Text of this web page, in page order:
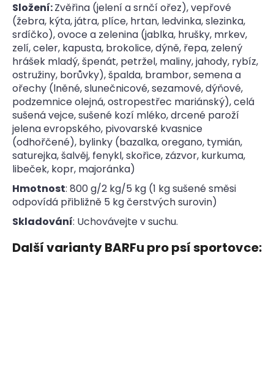
Složení:Zvěřina (jelení a srnčí ořez), vepřové
(žebra, kýta, játra, plíce, hrtan, ledvinka, slezinka,
srdíčko), ovoce a zelenina (jablka, hrušky, mrkev,
zelí, celer, kapusta, brokolice, dýně, řepa, zelený
hrášek mladý, špenát, petržel, maliny, jahody, rybíz,
ostružiny, borůvky), špalda, brambor, semena a
ořechy (lněné, slunečnicové, sezamové, dýňové,
podzemnice olejná, ostropestřec mariánský), celá
sušená vejce, sušené kozí mléko, drcené paroží
jelena evropského, pivovarské kvasnice
(odhořčené), bylinky (bazalka, oregano, tymián,
saturejka, šalvěj, fenykl, skořice, zázvor, kurkuma,
libeček, kopr, majoránka)
Hmotnost: 800 g/2 kg/5 kg (1 kg sušené směsi
odpovídá přibližně 5 kg čerstvých surovin)
Skladování: Uchovávejte v suchu.
Další varianty BARFu pro psí sportovce: